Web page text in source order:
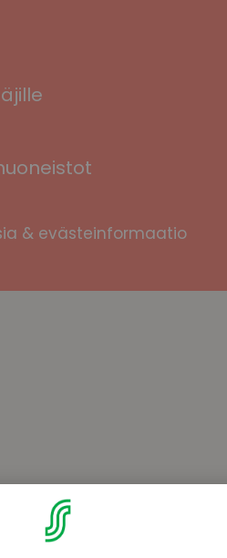
& evästeinformaatio